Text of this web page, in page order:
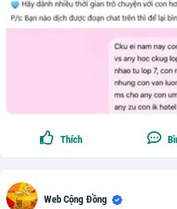
Thích
Web Cộng Đồng